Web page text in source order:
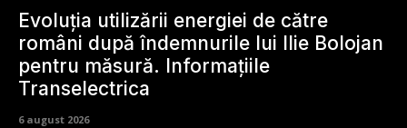
Evoluția utilizării energiei de către
români după îndemnurile lui Ilie Bolojan
pentru măsură. Informațiile
Transelectrica
6 august 2026